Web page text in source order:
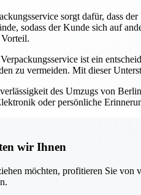
sorgt dafür, dass
sodass der Kunde sich auf
ist ein
zu vermeiden. Mit dieser
des Umzugs von
oder persönliche
wir Ihnen
möchten, profitieren Sie